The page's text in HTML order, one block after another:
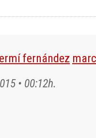
fernández
• 00:12h.